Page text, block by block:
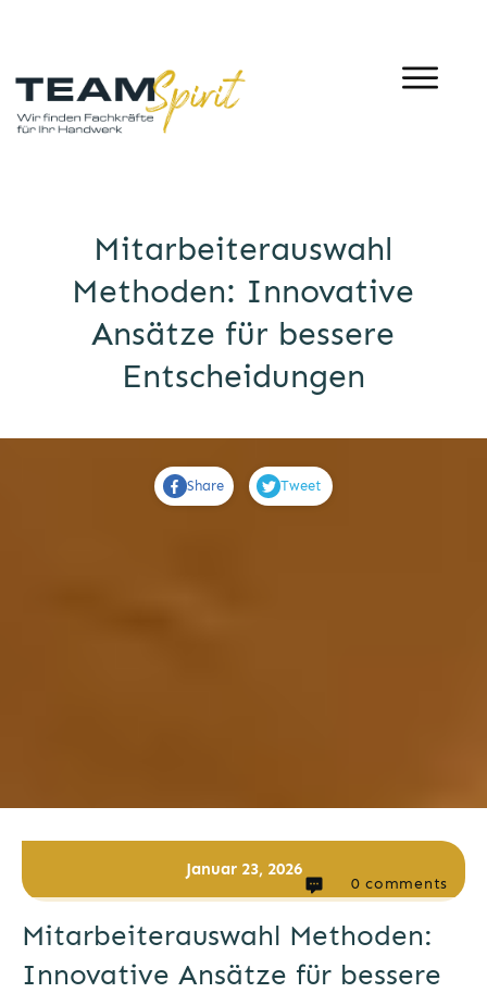
Mitarbeiterauswahl
Methoden: Innovative
Ansätze für bessere
Entscheidungen
Share Tweet
Januar 23, 2026
0 comments
Mitarbeiterauswahl Methoden:
Innovative Ansätze für bessere